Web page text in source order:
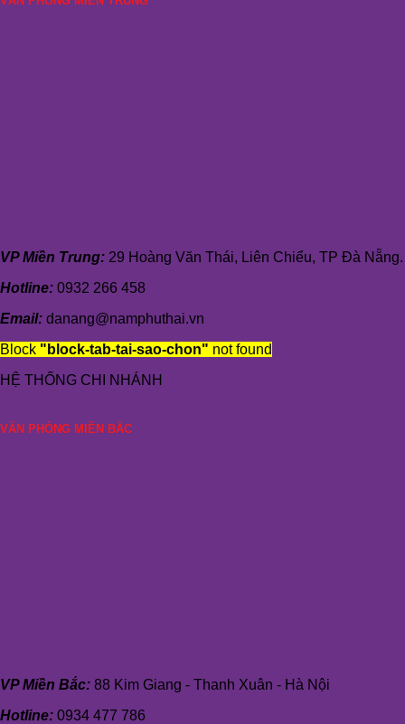
VP Miền Trung: 29 Hoàng Văn Thái, Liên Chiểu, TP Đà Nẵng.
Hotline: 0932 266 458
Email: danang@namphuthai.vn
Block "block-tab-tai-sao-chon" not found
HỆ THỐNG CHI NHÁNH
VĂN PHÒNG MIỀN BẮC
VP Miền Bắc: 88 Kim Giang - Thanh Xuân - Hà Nội
Hotline: 0934 477 786